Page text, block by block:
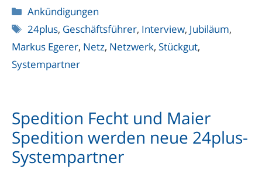
Kategorien
Ankündigungen
Schlagwörter
24plus, Geschäftsführer, Interview, Jubiläum,
Markus Egerer, Netz, Netzwerk, Stückgut,
Systempartner
Spedition Fecht und Maier
Spedition werden neue 24plus-
Systempartner